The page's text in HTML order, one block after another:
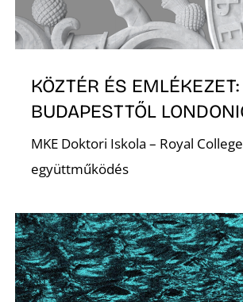
KÖZTÉR ÉS EMLÉKEZET:
BUDAPESTTŐL
MKE Doktori Iskola – Royal
együttműködés